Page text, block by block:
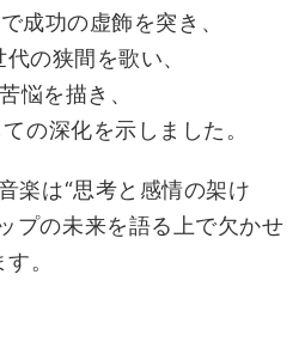
成功の虚飾を突き、
の狭間を歌い、
悩を描き、
の深化を示しました。
楽は“思考と感情の架け
プの未来を語る上で欠かせ
。